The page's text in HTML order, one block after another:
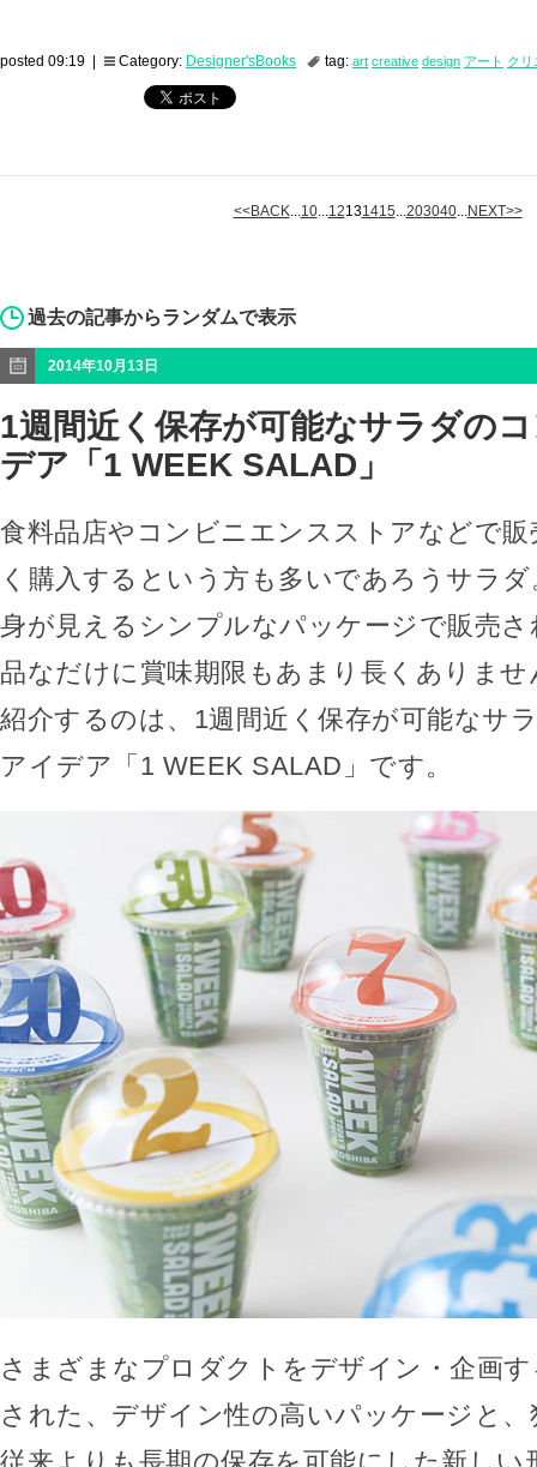
posted 09:19 | Category: Designer'sBooks tag: art creative design アート クリ
<<BACK...10...12131415...203040...NEXT>>
過去の記事からランダムで表示
2014年10月13日
1週間近く保存が可能なサラダの
デア「1 WEEK SALAD」
食料品店やコンビニエンスストアなどで
く購入するという方も多いであろうサラ
身が見えるシンプルなパッケージで販売
品なだけに賞味期限もあまり長くありま
紹介するのは、1週間近く保存が可能なサ
アイデア「1 WEEK SALAD」です。
さまざまなプロダクトをデザイン・企画
された、デザイン性の高いパッケージと